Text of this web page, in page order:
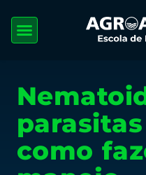
como